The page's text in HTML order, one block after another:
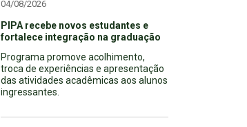
04/08/2026
PIPA recebe novos estudantes e
fortalece integração na graduação
Programa promove acolhimento,
troca de experiências e apresentação
das atividades acadêmicas aos alunos
ingressantes.